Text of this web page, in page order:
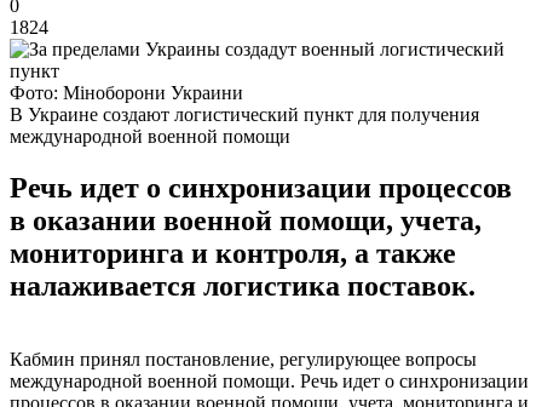
0
1824
Фото: Міноборони Украини
В Украине создают логистический пункт для получения
международной военной помощи
Речь идет о синхронизации процессов
в оказании военной помощи, учета,
мониторинга и контроля, а также
налаживается логистика поставок.
Кабмин принял постановление, регулирующее вопросы
международной военной помощи. Речь идет о синхронизации
процессов в оказании военной помощи, учета, мониторинга и